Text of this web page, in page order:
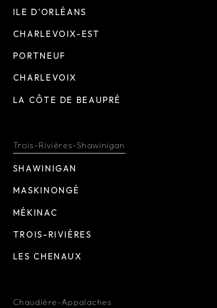
ILE D'ORLÉANS
CHARLEVOIX-EST
PORTNEUF
CHARLEVOIX
LA CÔTE DE BEAUPRÉ
Trois-Rivières-Shawinigan
SHAWINIGAN
MASKINONGÉ
MÉKINAC
TROIS-RIVIÈRES
LES CHENAUX
Chaudière-Appalaches